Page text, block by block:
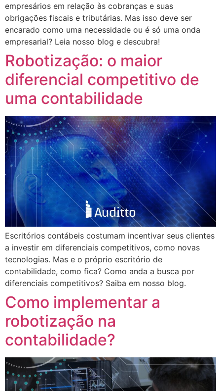
empresários em relação às cobranças e suas
obrigações fiscais e tributárias. Mas isso deve ser
encarado como uma necessidade ou é só uma onda
empresarial? Leia nosso blog e descubra!
Robotização: o maior
diferencial competitivo de
uma contabilidade
Escritórios contábeis costumam incentivar seus clientes
a investir em diferenciais competitivos, como novas
tecnologias. Mas e o próprio escritório de
contabilidade, como fica? Como anda a busca por
diferenciais competitivos? Saiba em nosso blog.
Como implementar a
robotização na
contabilidade?